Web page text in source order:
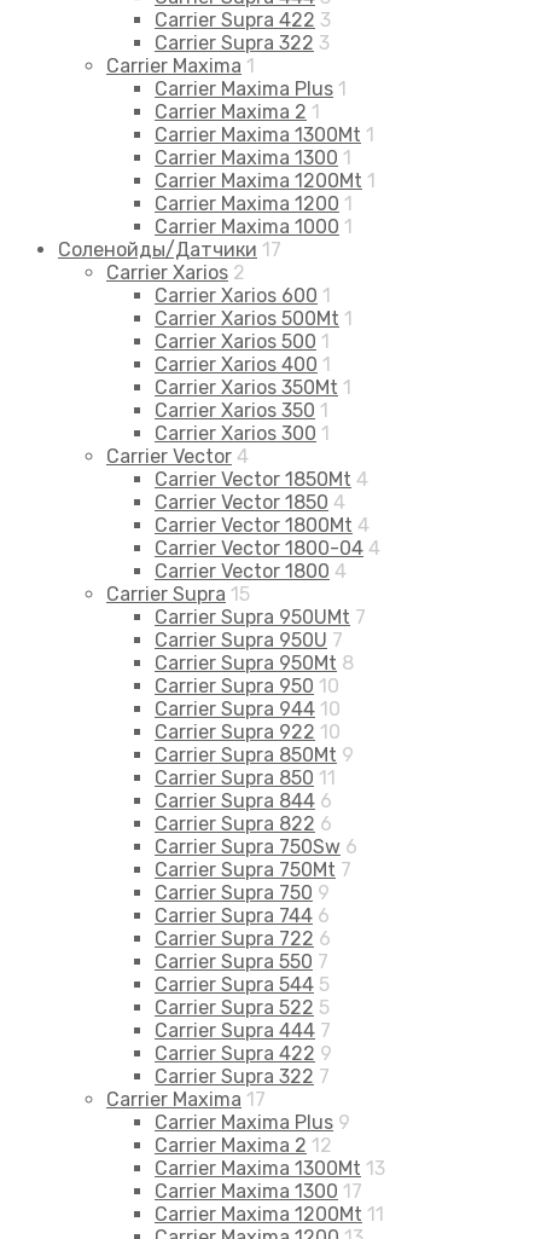
Carrier Supra 422 3
Carrier Supra 322 3
Carrier Maxima 1
Carrier Maxima Plus 1
Carrier Maxima 2 1
Carrier Maxima 1300Mt 1
Carrier Maxima 1300 1
Carrier Maxima 1200Mt 1
Carrier Maxima 1200 1
Carrier Maxima 1000 1
Соленойды/Датчики 17
Carrier Xarios 2
Carrier Xarios 600 1
Carrier Xarios 500Mt 1
Carrier Xarios 500 1
Carrier Xarios 400 1
Carrier Xarios 350Mt 1
Carrier Xarios 350 1
Carrier Xarios 300 1
Carrier Vector 4
Carrier Vector 1850Mt 4
Carrier Vector 1850 4
Carrier Vector 1800Mt 4
Carrier Vector 1800-04 4
Carrier Vector 1800 4
Carrier Supra 15
Carrier Supra 950UMt 7
Carrier Supra 950U 7
Carrier Supra 950Mt 8
Carrier Supra 950 10
Carrier Supra 944 10
Carrier Supra 922 10
Carrier Supra 850Mt 9
Carrier Supra 850 11
Carrier Supra 844 6
Carrier Supra 822 6
Carrier Supra 750Sw 6
Carrier Supra 750Mt 7
Carrier Supra 750 9
Carrier Supra 744 6
Carrier Supra 722 6
Carrier Supra 550 7
Carrier Supra 544 5
Carrier Supra 522 5
Carrier Supra 444 7
Carrier Supra 422 9
Carrier Supra 322 7
Carrier Maxima 17
Carrier Maxima Plus 9
Carrier Maxima 2 12
Carrier Maxima 1300Mt 13
Carrier Maxima 1300 17
Carrier Maxima 1200Mt 11